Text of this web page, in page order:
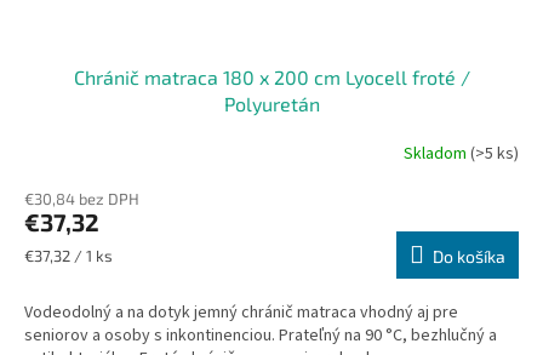
Chránič matraca 180 x 200 cm Lyocell froté /
Polyuretán
Skladom (>5 ks)
€30,84 bez DPH
€37,32
Jednotková
€37,32 / 1 ks Do košíka
Vodeodolný a na dotyk jemný chránič matraca vhodný aj pre
seniorov a osoby s inkontinenciou. Prateľný na 90 °C, bezhlučný a